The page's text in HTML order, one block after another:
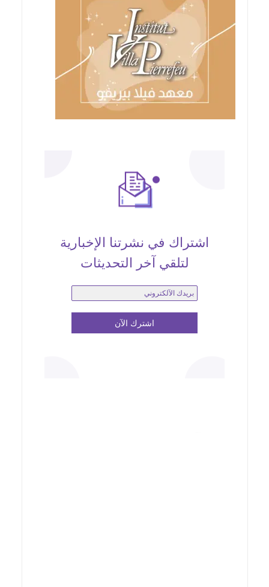
اشتراك في نشرتنا الإخبارية
لتلقي آخر التحديثات